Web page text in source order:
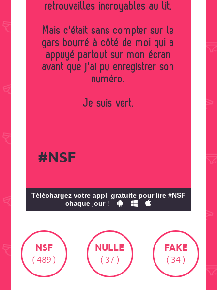
retrouvailles incroyables au lit.
Mais c'était sans compter sur le
gars bourré à côté de moi qui a
appuyé partout sur mon écran
avant que j'ai pu enregistrer son
numéro.
Je suis vert.
#NSF
Téléchargez votre appli gratuite pour lire #NSF
chaque jour !
NSF
( 489 )
NULLE
( 37 )
FAKE
( 34 )